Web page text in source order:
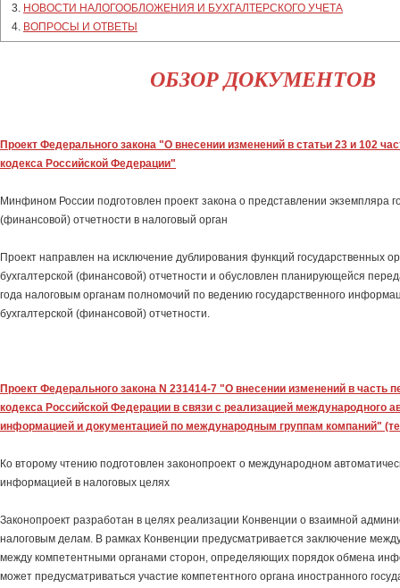
НОВОСТИ НАЛОГООБЛОЖЕНИЯ И БУХГАЛТЕРСКОГО УЧЕТА
ВОПРОСЫ И ОТВЕТЫ
ОБЗОР ДОКУМЕНТОВ
Проект Федерального закона "О внесении изменений в статьи 23 и 102
кодекса Российской Федерации"
Минфином России подготовлен проект закона о представлении экземпляра
(финансовой) отчетности в налоговый орган
Проект направлен на исключение дублирования функций государственных
бухгалтерской (финансовой) отчетности и обусловлен планирующейся
года налоговым органам полномочий по ведению государственного
бухгалтерской (финансовой) отчетности.
Проект Федерального закона N 231414-7 "О внесении изменений в часть
кодекса Российской Федерации в связи с реализацией международного
информацией и документацией по международным группам компаний"
Ко второму чтению подготовлен законопроект о международном
информацией в налоговых целях
Законопроект разработан в целях реализации Конвенции о взаимной
налоговым делам. В рамках Конвенции предусматривается заключение
между компетентными органами сторон, определяющих порядок обмена
может предусматриваться участие компетентного органа иностранного